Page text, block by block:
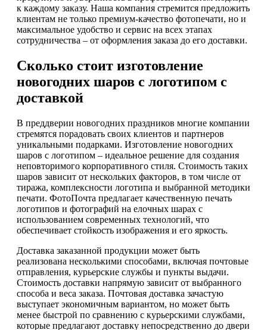
к каждому заказу. Наша компания стремится предложить
клиентам не только премиум-качество фотопечати, но и
максимальное удобство и сервис на всех этапах
сотрудничества – от оформления заказа до его доставки.
Сколько стоит изготовление
новогодних шаров с логотипом с
доставкой
В преддверии новогодних праздников многие компании
стремятся порадовать своих клиентов и партнеров
уникальными подарками. Изготовление новогодних
шаров с логотипом – идеальное решение для создания
неповторимого корпоративного стиля. Стоимость таких
шаров зависит от нескольких факторов, в том числе от
тиража, комплексности логотипа и выбранной методики
печати. ФотоПочта предлагает качественную печать
логотипов и фотографий на елочных шарах с
использованием современных технологий, что
обеспечивает стойкость изображения и его яркость.
Доставка заказанной продукции может быть
реализована несколькими способами, включая почтовые
отправления, курьерские службы и пункты выдачи.
Стоимость доставки напрямую зависит от выбранного
способа и веса заказа. Почтовая доставка зачастую
выступает экономичным вариантом, но может быть
менее быстрой по сравнению с курьерскими службами,
которые предлагают доставку непосредственно до двери